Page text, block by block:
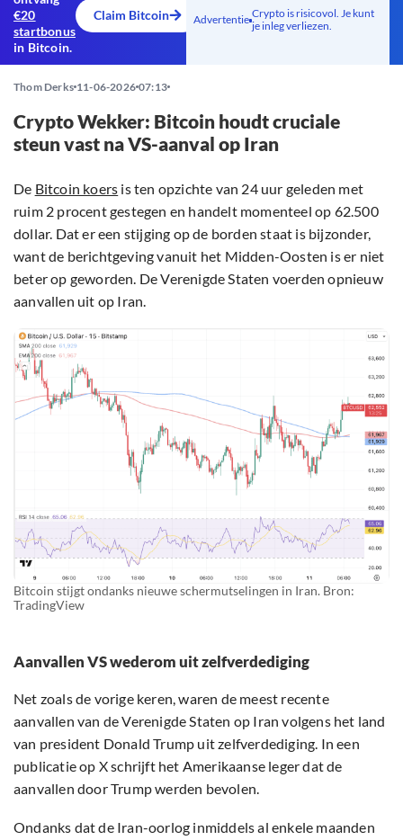
€20
startbonus
in Bitcoin.
Claim Bitcoin Advertentie Crypto is risicovol. Je kunt
je inleg verliezen.
Thom Derks 11-06-2026 07:13
Crypto Wekker: Bitcoin houdt cruciale
steun vast na VS-aanval op Iran
De Bitcoin koers is ten opzichte van 24 uur geleden met
ruim 2 procent gestegen en handelt momenteel op 62.500
dollar. Dat er een stijging op de borden staat is bijzonder,
want de berichtgeving vanuit het Midden-Oosten is er niet
beter op geworden. De Verenigde Staten voerden opnieuw
aanvallen uit op Iran.
Bitcoin stijgt ondanks nieuwe schermutselingen in Iran. Bron:
TradingView
Aanvallen VS wederom uit zelfverdediging
Net zoals de vorige keren, waren de meest recente
aanvallen van de Verenigde Staten op Iran volgens het land
van president Donald Trump uit zelfverdediging. In een
publicatie op X schrijft het Amerikaanse leger dat de
aanvallen door Trump werden bevolen.
Ondanks dat de Iran-oorlog inmiddels al enkele maanden